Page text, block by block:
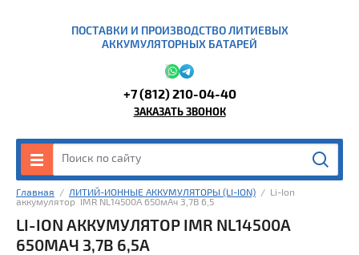
ПОСТАВКИ И ПРОИЗВОДСТВО ЛИТИЕВЫХ
АККУМУЛЯТОРНЫХ БАТАРЕЙ
+7 (812) 210-04-40
ЗАКАЗАТЬ ЗВОНОК
Главная
  /
ЛИТИЙ-ИОННЫЕ АККУМУЛЯТОРЫ (LI-ION)
  /  Li-Ion
аккумулятор  IMR NL14500A 650мАч 3,7В 6,5
LI-ION АККУМУЛЯТОР IMR NL14500A
650МАЧ 3,7В 6,5А